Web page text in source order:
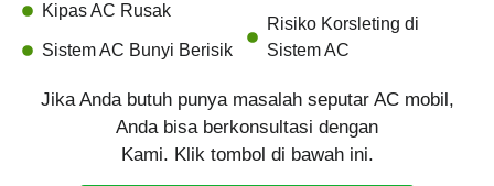
Kipas AC Rusak
Sistem AC Bunyi Berisik
Risiko Korsleting di
Sistem AC
Jika Anda butuh punya masalah seputar AC mobil,
Anda bisa berkonsultasi dengan
Kami. Klik tombol di bawah ini.